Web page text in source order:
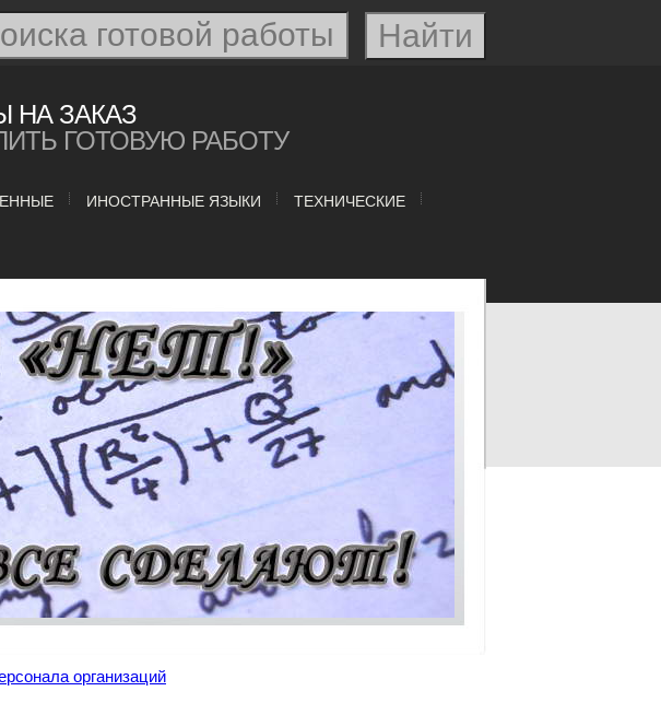
НА ЗАКАЗ
ГОТОВУЮ РАБОТУ
ИНОСТРАННЫЕ ЯЗЫКИ ТЕХНИЧЕСКИЕ
организаций